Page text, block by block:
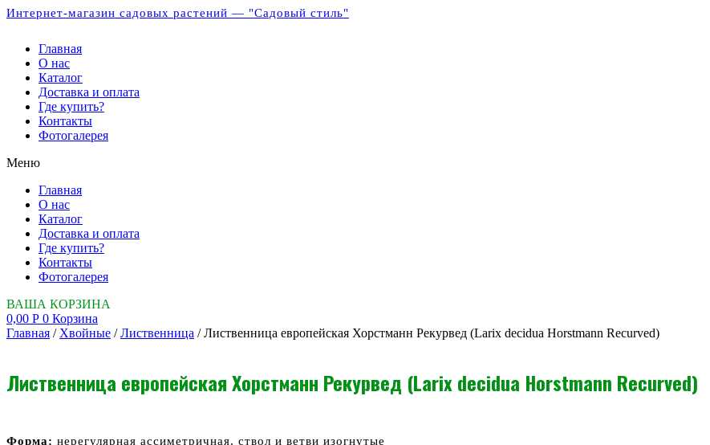
Интернет-магазин садовых растений — "Садовый стиль"
Главная
О нас
Каталог
Доставка и оплата
Где купить?
Контакты
Фотогалерея
Меню
Главная
О нас
Каталог
Доставка и оплата
Где купить?
Контакты
Фотогалерея
ВАША КОРЗИНА
0,00 Р 0 Корзина
Главная / Хвойные /Лиственница / Лиственница европейская Хорстманн Рекурвед (Larix decidua Horstmann Recurved)
Лиственница европейская Хорстманн Рекурвед (Larix decidua Horstmann Recurved)
Форма: нерегулярная ассиметричная, ствол и ветви изогнутые